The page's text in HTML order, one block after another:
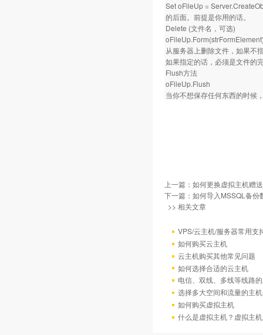
Set oFileUp =
的后面。前提是你用的话。
Delete (文件名，可选)
从服务器上删除文件，如果不
如果指定的话，必须是文件的
Flush方法
oFileUp.Flush
当你不想保存任何东西的时候
上一篇： 如何更换虚拟主机赠
下一篇： 如何导入MSSQL备份
>> 相关文章
VPS/云主机/服务器常用支
如何购买云主机
云主机购买其他常见问题
如何选择合适的云主机
电信、双线、多线等线路
选择多大空间和流量的主
如何购买虚拟主机
什么是虚拟主机？虚拟主